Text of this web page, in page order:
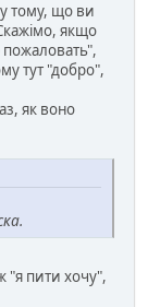
тому, що ви
якщо
пожаловать",
тут "добро",
як воно
"я пити хочу",